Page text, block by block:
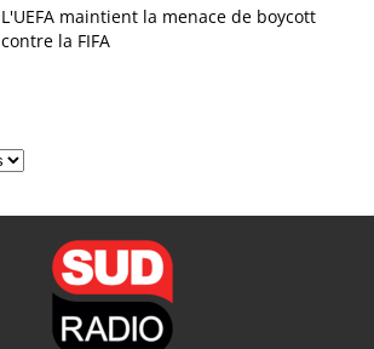
L'UEFA maintient la menace de boycott
contre la FIFA